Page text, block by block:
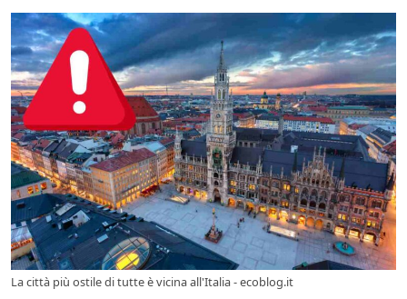
La città più ostile di tutte è vicina all'Italia - ecoblog.it